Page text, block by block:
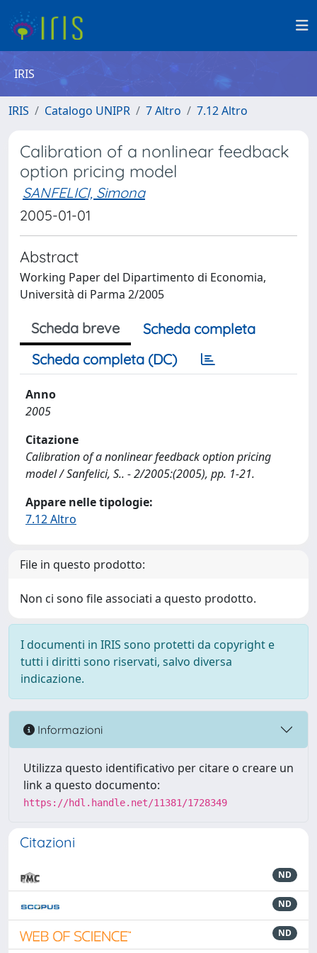
IRIS
IRIS Catalogo UNIPR 7 Altro 7.12 Altro
Calibration of a nonlinear feedback
option pricing model
SANFELICI, Simona
2005-01-01
Abstract
Working Paper del Dipartimento di Economia,
Università di Parma 2/2005
Scheda breve
Scheda completa
Scheda completa (DC)
Anno
2005
Citazione
Calibration of a nonlinear feedback option pricing
model / Sanfelici, S.. - 2/2005:(2005), pp. 1-21.
Appare nelle tipologie:
7.12 Altro
File in questo prodotto:
Non ci sono file associati a questo prodotto.
I documenti in IRIS sono protetti da copyright e
tutti i diritti sono riservati, salvo diversa
indicazione.
Informazioni
Utilizza questo identificativo per citare o creare un
link a questo documento:
https://hdl.handle.net/11381/1728349
Citazioni
ND
ND
ND